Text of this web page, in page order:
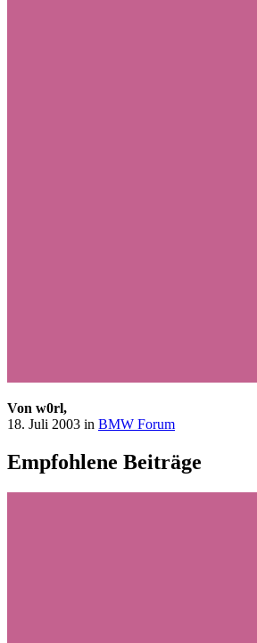
Von w0rl,
18. Juli 2003 in BMW Forum
Empfohlene Beiträge